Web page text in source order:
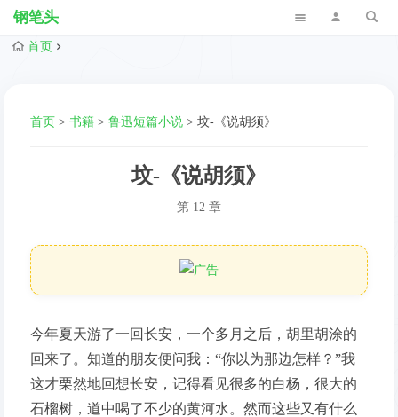
钢笔头
首页
首页 >书籍 >鲁迅短篇小说 >坟-《说胡须》
坟-《说胡须》
第 12 章
今年夏天游了一回长安，一个多月之后，胡里胡涂的
回来了。知道的朋友便问我：“你以为那边怎样？”我
这才栗然地回想长安，记得看见很多的白杨，很大的
石榴树，道中喝了不少的黄河水。然而这些又有什么